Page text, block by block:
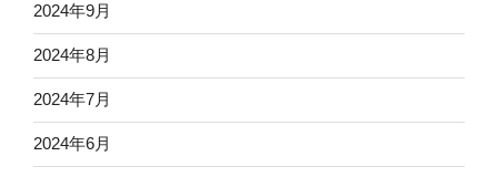
2024年9月
2024年8月
2024年7月
2024年6月